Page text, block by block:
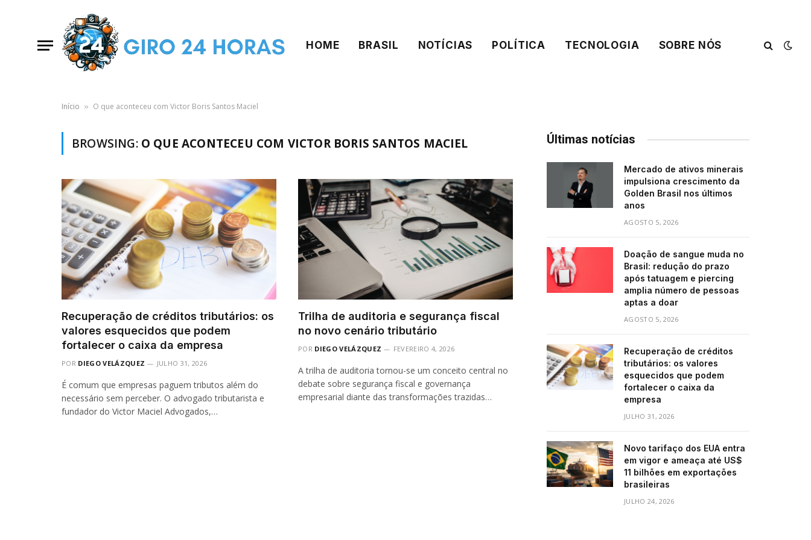
HOME BRASIL NOTÍCIAS POLÍTICA TECNOLOGIA SOBRE NÓS
Início » O que aconteceu com Victor Boris Santos Maciel
BROWSING: O QUE ACONTECEU COM VICTOR BORIS SANTOS MACIEL
Recuperação de créditos tributários: os
valores esquecidos que podem
fortalecer o caixa da empresa
POR DIEGO VELÁZQUEZ JULHO 31, 2026
É comum que empresas paguem tributos além do
necessário sem perceber. O advogado tributarista e
fundador do Victor Maciel Advogados,…
Trilha de auditoria e segurança fiscal
no novo cenário tributário
POR DIEGO VELÁZQUEZ FEVEREIRO 4, 2026
A trilha de auditoria tornou-se um conceito central no
debate sobre segurança fiscal e governança
empresarial diante das transformações trazidas…
Últimas notícias
Mercado de ativos minerais
impulsiona crescimento da
Golden Brasil nos últimos
anos
AGOSTO 5, 2026
Doação de sangue muda no
Brasil: redução do prazo
após tatuagem e piercing
amplia número de pessoas
aptas a doar
AGOSTO 5, 2026
Recuperação de créditos
tributários: os valores
esquecidos que podem
fortalecer o caixa da
empresa
JULHO 31, 2026
Novo tarifaço dos EUA entra
em vigor e ameaça até US$
11 bilhões em exportações
brasileiras
JULHO 24, 2026